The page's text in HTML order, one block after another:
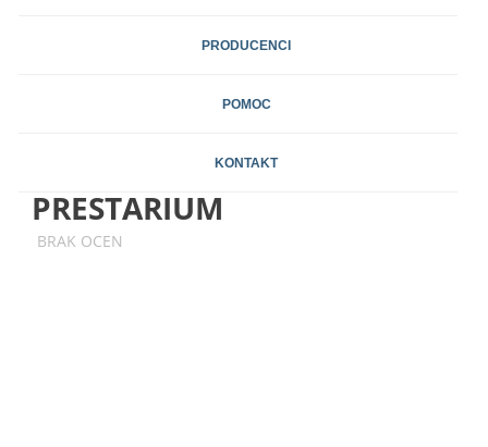
PRODUCENCI
POMOC
KONTAKT
PRESTARIUM
BRAK OCEN